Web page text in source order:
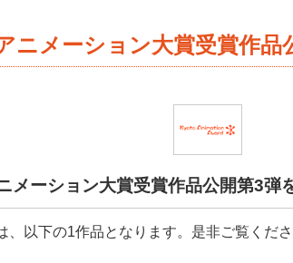
ニメーション大賞受賞作品
メーション大賞受賞作品公開第3弾
、以下の1作品となります。是非ご覧くだ